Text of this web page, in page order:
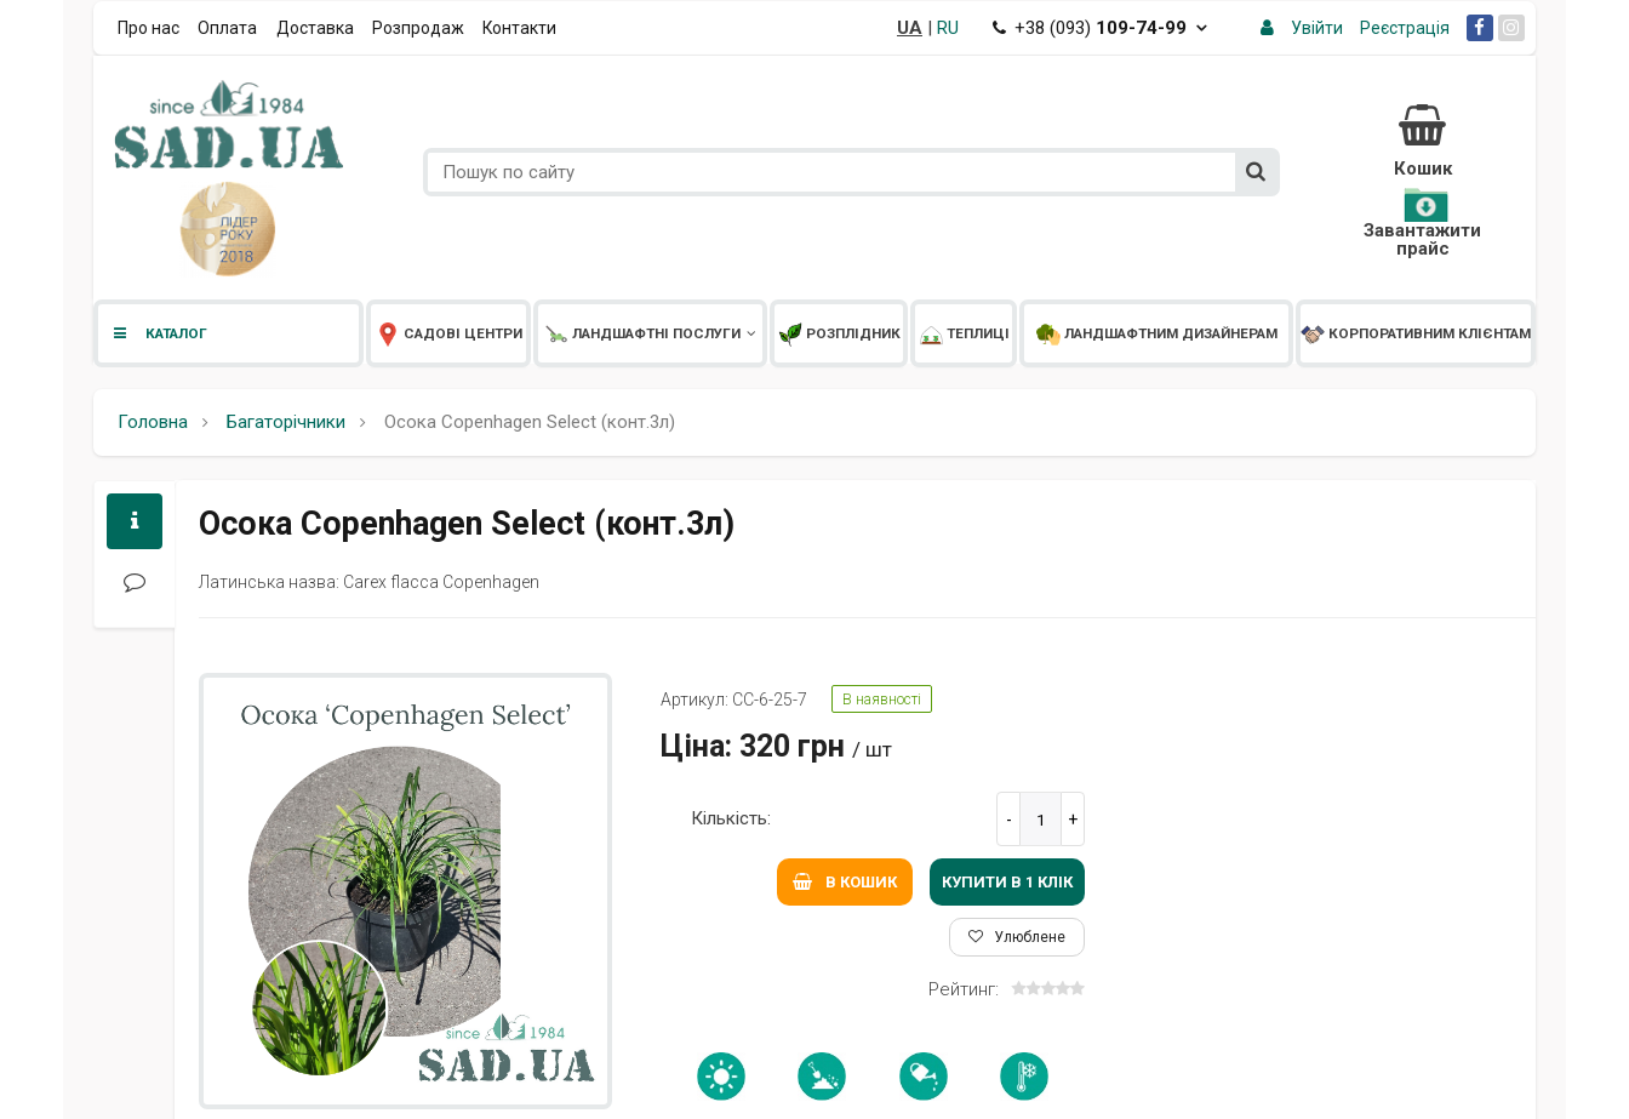
Про нас Оплата Доставка Розпродаж Контакти UA| RU +38 (093) 109-74-99 Увійти Реєстрація
Кошик
Завантажити
прайс
КАТАЛОГ САДОВІ ЦЕНТРИ ЛАНДШАФТНІ ПОСЛУГИ РОЗПЛІДНИК ТЕПЛИЦІ ЛАНДШАФТНИМ ДИЗАЙНЕРАМ КОРПОРАТИВНИМ КЛІЄНТАМ
Головна Багаторічники Осока Copenhagen Select (конт.3л)
Осока Copenhagen Select (конт.3л)
Латинська назва: Carex flacca Copenhagen
Артикул: СС-6-25-7 В наявності
Ціна: 320 грн / шт
Кількість:
В КОШИК КУПИТИ В 1 КЛIК
Улюблене
Рейтинг: